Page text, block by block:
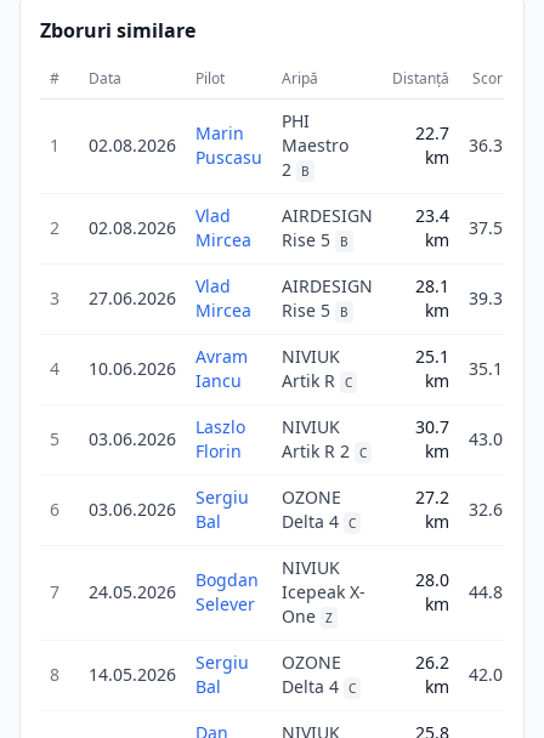
Zboruri similare
# Data Pilot Aripă Distanță Scor
1 02.08.2026
Marin
Puscasu
PHI
Maestro
2
B
22.7
km
36.3
2 02.08.2026
Vlad
Mircea
AIRDESIGN
Rise 5
B
23.4
km
37.5
3 27.06.2026
Vlad
Mircea
AIRDESIGN
Rise 5
B
28.1
km
39.3
4 10.06.2026
Avram
Iancu
NIVIUK
Artik R C
25.1
km
35.1
5 03.06.2026
Laszlo
Florin
NIVIUK
Artik R 2 C
30.7
km
43.0
6 03.06.2026
Sergiu
Bal
OZONE
Delta 4 C
27.2
km
32.6
7 24.05.2026
Bogdan
Selever
NIVIUK
Icepeak X-
One Z
28.0
km
44.8
8 14.05.2026
Sergiu
Bal
OZONE
Delta 4 C
26.2
km
42.0
Dan NIVIUK 25.8